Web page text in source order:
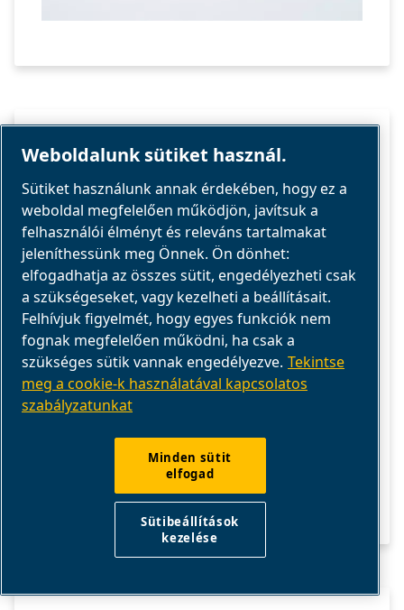
CFM ÉS PSI: A KÜLÖNBSÉGEK
MAGYARÁZATA
Tudja meg, miért mérnek a CFM és a PSI
különböző dolgokat, hogyan befolyásolják
mindegyik a sűrített levegő teljesítményét,
és miért nem lehetséges az egy-egy
átalakítás.
Weboldalunk sütiket használ.
Sütiket használunk annak érdekében, hogy ez a
weboldal megfelelően működjön, javítsuk a
felhasználói élményt és releváns tartalmakat
jeleníthessünk meg Önnek. Ön dönhet:
elfogadhatja az összes sütit, engedélyezheti csak
a szükségeseket, vagy kezelheti a beállításait.
Felhívjuk figyelmét, hogy egyes funkciók nem
fognak megfelelően működni, ha csak a
szükséges sütik vannak engedélyezve. Tekintse
meg a cookie-k használatával kapcsolatos
szabályzatunkat
Minden sütit
elfogad
Sütibeállítások
kezelése